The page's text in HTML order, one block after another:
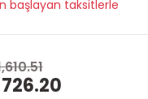
başlayan taksitlerle